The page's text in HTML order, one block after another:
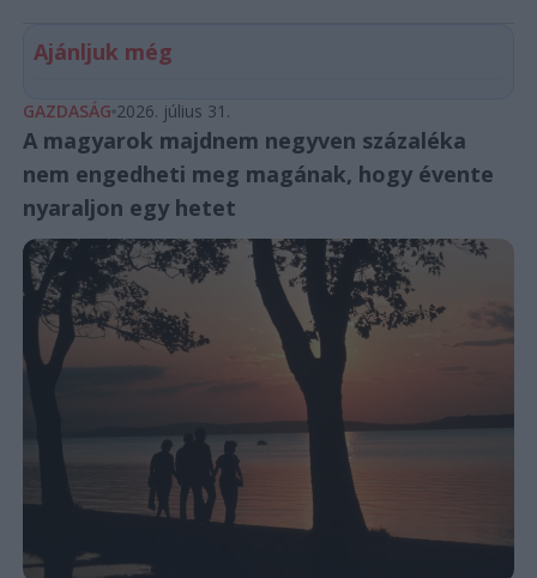
Ajánljuk még
GAZDASÁG 2026. július 31.
A magyarok majdnem negyven százaléka
nem engedheti meg magának, hogy évente
nyaraljon egy hetet